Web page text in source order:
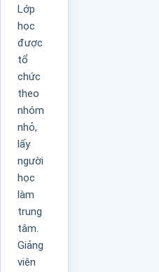
Lớp
học
được
tổ
chức
theo
nhóm
nhỏ,
lấy
người
học
làm
trung
tâm.
Giảng
viên